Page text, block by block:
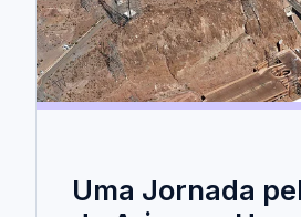
Uma Jornada